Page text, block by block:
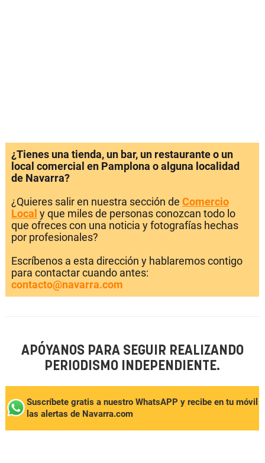
¿Tienes una tienda, un bar, un restaurante o un
local comercial en Pamplona o alguna localidad
de Navarra?
¿Quieres salir en nuestra sección de Comercio
Local y que miles de personas conozcan todo lo
que ofreces con una noticia y fotografías hechas
por profesionales?
Escríbenos a esta dirección y hablaremos contigo
para contactar cuando antes:
contacto@navarra.com
APÓYANOS PARA SEGUIR REALIZANDO
PERIODISMO INDEPENDIENTE.
Suscríbete gratis a nuestro WhatsAPP y recibe en tu móvil
las alertas de Navarra.com